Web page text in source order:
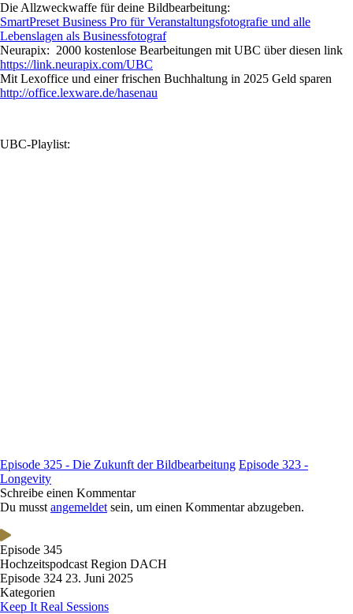
Die Allzweckwaffe für deine Bildbearbeitung:
SmartPreset Business Pro für Veranstaltungsfotografie und alle
Lebenslagen als Businessfotograf
Neurapix: 2000 kostenlose Bearbeitungen mit UBC über diesen link
https://link.neurapix.com/UBC
Mit Lexoffice und einer frischen Buchhaltung in 2025 Geld sparen
http://office.lexware.de/hasenau
UBC-Playlist:
Episode 325 - Die Zukunft der Bildbearbeitung Episode 323 -
Longevity
Schreibe einen Kommentar
Du musst angemeldet sein, um einen Kommentar abzugeben.
Episode 345
Hochzeitspodcast Region DACH
Episode 324 23. Juni 2025
Kategorien
Keep It Real Sessions